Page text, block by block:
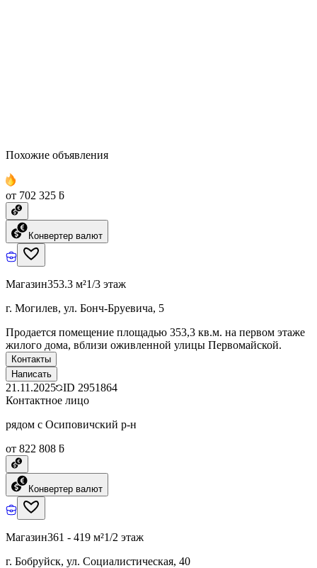
Похожие объявления
от 702 325 ƃ
Конвертер валют
Магазин353.3 м²1/3 этаж
г. Могилев, ул. Бонч-Бруевича, 5
Продается помещение площадью 353,3 кв.м. на первом этаже
жилого дома, вблизи оживленной улицы Первомайской.
Контакты
Написать
21.11.2025 ID 2951864
Контактное лицо
рядом с Осиповичский р-н
от 822 808 ƃ
Конвертер валют
Магазин361 - 419 м²1/2 этаж
г. Бобруйск, ул. Социалистическая, 40